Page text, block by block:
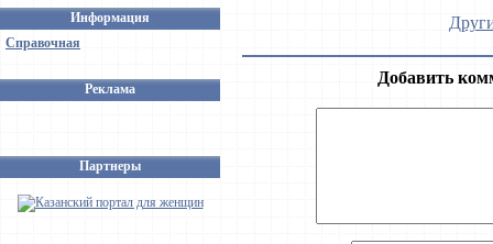
Информация
Справочная
Реклама
Партнеры
Добавить